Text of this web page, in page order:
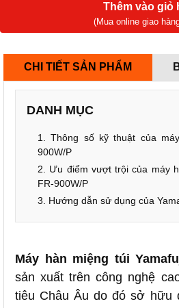
Thêm vào giỏ
(Mua online giao
CHI TIẾT SẢN PHẨM
DANH MỤC
1. Thông số kỹ thuật của
900W/P
2. Ưu điểm vượt trội của máy
FR-900W/P
3. Hướng dẫn sử dụng của
Máy hàn miệng túi
sản xuất trên công nghệ
tiêu Châu Âu do đó sở hữu